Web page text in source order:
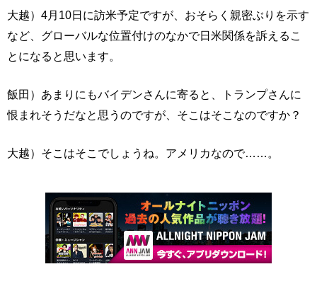
大越）4月10日に訪米予定ですが、おそらく親密ぶりを示す
など、グローバルな位置付けのなかで日米関係を訴えるこ
とになると思います。
飯田）あまりにもバイデンさんに寄ると、トランプさんに
恨まれそうだなと思うのですが、そこはそこなのですか？
大越）そこはそこでしょうね。アメリカなので……。